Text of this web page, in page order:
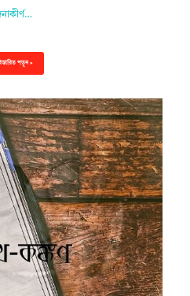
পড়ুন »